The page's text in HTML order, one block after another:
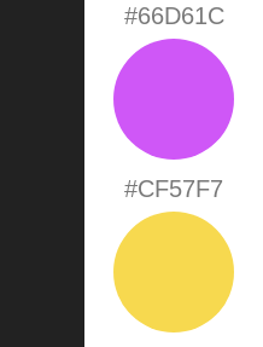
#66D61C
#CF57F7